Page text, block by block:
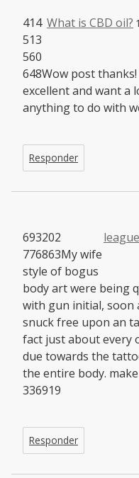
What is CBD oil?
414
513
560
648Wow post
excellent and want a
anything to do with
Responder
693202
776863My wife
style of bogus
body art were being
with gun initial, soon
snuck free upon an
fact just about every
due towards the
the entire body.
336919
Responder